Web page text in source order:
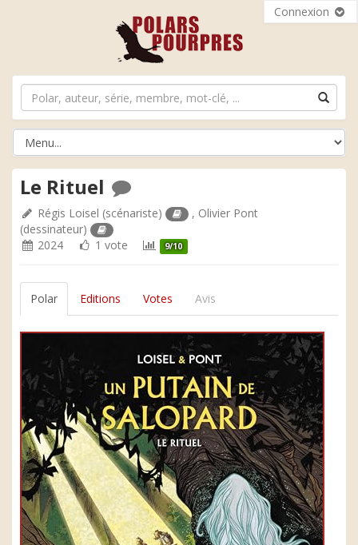
Connexion
Le Rituel
Régis Loisel (scénariste) , Olivier Pont
(dessinateur)
2024
1 vote 9/10
Polar Editions Votes Avis